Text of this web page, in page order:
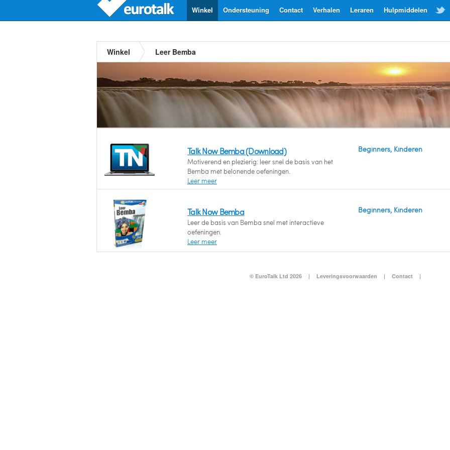
Hulpmiddelen
Leraren
Verhalen
Contact
Ondersteuning
Winkel
Winkel Leer Bemba
Talk Now Bemba (Download)
Motiverend en plezierig: leer snel de basis van het
Bemba met belonende oefeningen.
Leer meer
Beginners, Kinderen
Talk Now Bemba
Leer de basis van Bemba snel met interactieve
oefeningen.
Leer meer
Beginners, Kinderen
© EuroTalk Ltd 2026 | Leveringsvoorwaarden | Contact |